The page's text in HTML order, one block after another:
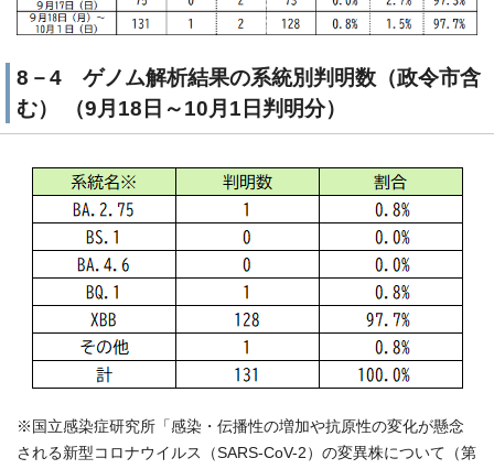
8－4 ゲノム解析結果の系統別判明数（政令市含
む） （9月18日～10月1日判明分）
※国立感染症研究所「感染・伝播性の増加や抗原性の変化が懸念
される新型コロナウイルス（SARS-CoV-2）の変異株について（第